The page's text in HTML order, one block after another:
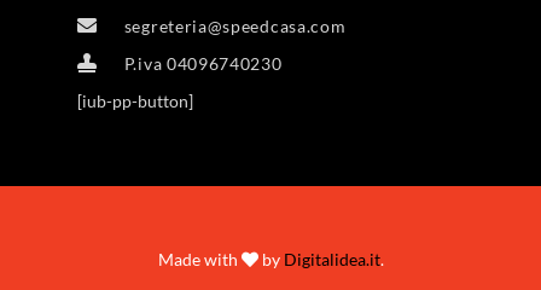
segreteria@speedcasa.com
P.iva 04096740230
[iub-pp-button]
Made with by Digitalidea.it.